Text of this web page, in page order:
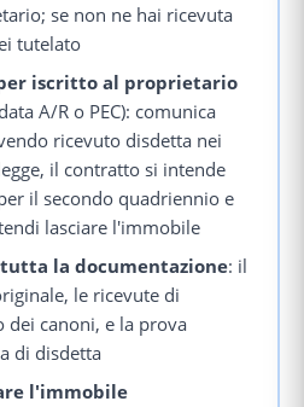
se non ne hai ricevuta
tutelato
iscritto al proprietario
A/R o PEC): comunica
ricevuto disdetta nei
il contratto si intende
il secondo quadriennio e
lasciare l'immobile
tutta la documentazione: il
le ricevute di
dei canoni, e la prova
di disdetta
l'immobile